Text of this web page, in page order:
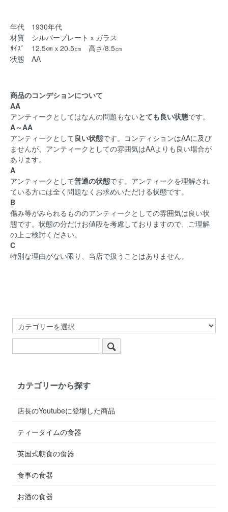
年代 1930年代
材質 シルバープレートｘガラス
ｻｲｽﾞ 12.5㎝ｘ20.5㎝ 高さ/8.5㎝
状態 AA
商品のコンデションについて
AA
アンティークとしてはなんの問題もないとても良い状態です。
A～AA
アンティークとして 良い状態です。コンディションはAAに及び
ませんが、アンティークとしての雰囲気はAAよりも良い場合が
あります。
A
アンティークとして普通の状態です。アンティークを理解され
ている方には全く問題なくお求めいただける状態です。
B
傷み等がみられるもののアンティークとしての雰囲気は良い状
態です。状態の分だけお値段を考慮しておりますので、ご理解
の上ご検討ください。
C
特別な理由がない限り、当店で扱うことはありません。
カテゴリーから探す
店長のYoutubeに登場した商品
ティータイムの食器
英国式朝食の食器
食事の食器
お酒の食器